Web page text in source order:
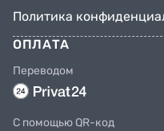
Политика
ОПЛАТА
Переводом
C помощью QR-код